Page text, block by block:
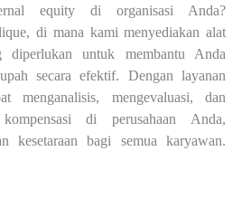
equity di organisasi Anda?
di mana kami menyediakan alat
diperlukan untuk membantu Anda
secara efektif. Dengan layanan
menganalisis, mengevaluasi, dan
di perusahaan Anda,
kesetaraan bagi semua karyawan.